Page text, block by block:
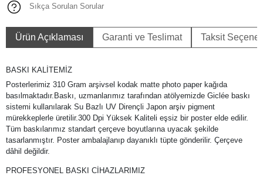
Sıkça Sorulan Sorular
Ürün Açıklaması Garanti ve Teslimat Taksit
BASKI KALİTEMİZ
Posterlerimiz 310 Gram arşivsel kodak matte photo paper kağıda
basılmaktadır.Baskı, uzmanlarımız tarafından atölyemizde Giclée baskı
sistemi kullanılarak Su Bazlı UV Dirençli Japon arşiv pigment
mürekkeplerle üretilir.300 Dpi Yüksek Kaliteli eşsiz bir poster elde edilir.
Tüm baskılarımız standart çerçeve boyutlarına uyacak şekilde
tasarlanmıştır. Poster ambalajlanıp dayanıklı tüpte gönderilir. Çerçeve
dâhil değildir.
PROFESYONEL BASKI CİHAZLARIMIZ